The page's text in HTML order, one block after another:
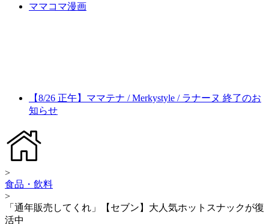
ママコマ漫画
【8/26 正午】ママテナ / Merkystyle / ラナーヌ 終了のお
知らせ
>
食品・飲料
>
「通年販売してくれ」【セブン】大人気ホットスナックが復
活中